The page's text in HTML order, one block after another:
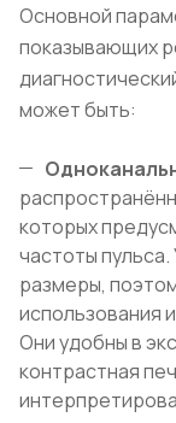
Основной
показывающих
может быть:
которых
частоты
размеры,
использования
Они удобны в
контрастная